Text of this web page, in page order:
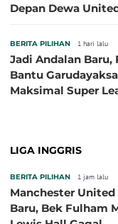
Depan Dewa
BERITA PILIHAN 1 hari lalu
Jadi Andalan Baru,
Bantu
Maksimal Super
LIGA INGGRIS
BERITA PILIHAN 1 jam lalu
Manchester
Baru, Bek Fulham